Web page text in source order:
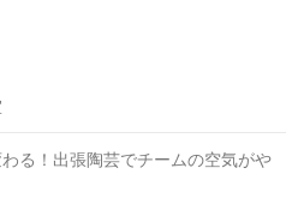
る！出張陶芸でチームの空気がや